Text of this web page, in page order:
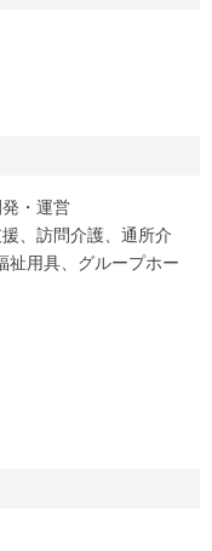
・運営
、訪問介護、通所介
祉用具、グループホー